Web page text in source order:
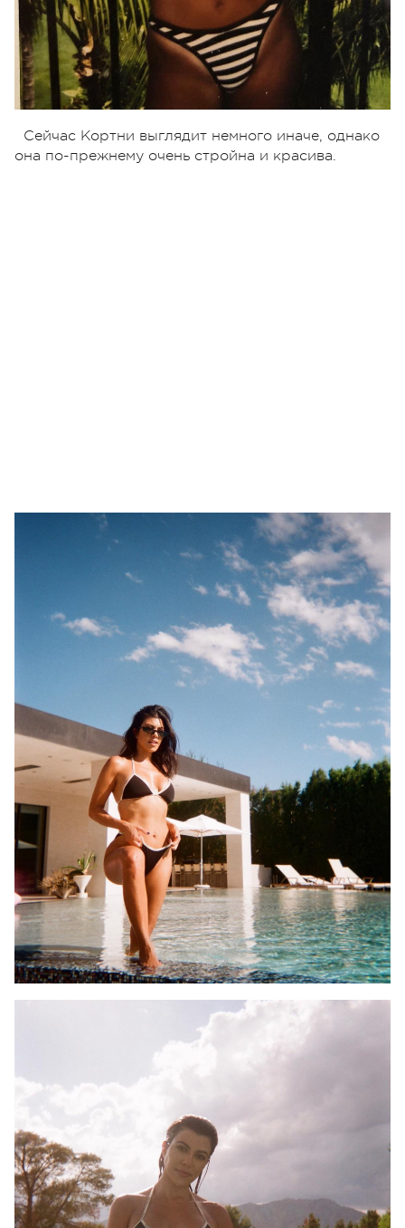
Сейчас Кортни выглядит немного иначе, однако
она по-прежнему очень стройна и красива.